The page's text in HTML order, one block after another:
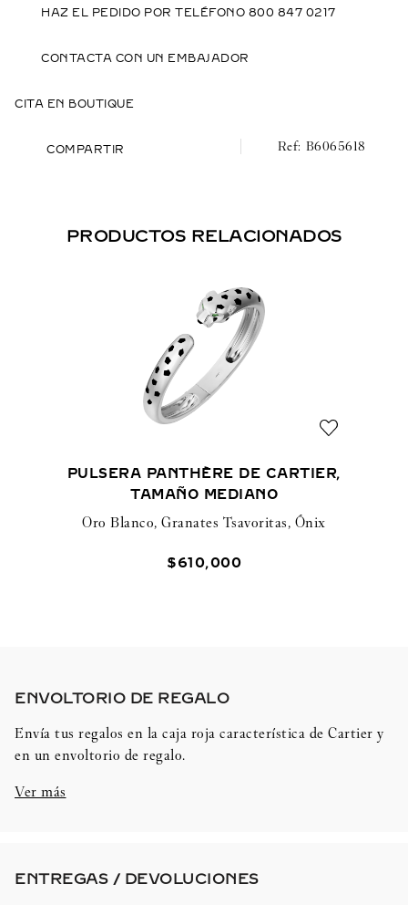
HAZ EL PEDIDO POR TELÉFONO 800 847 0217
CONTACTA CON UN EMBAJADOR
CITA EN BOUTIQUE
COMPARTIR B6065618
PRODUCTOS RELACIONADOS
PULSERA PANTHÈRE DE CARTIER,
TAMAÑO MEDIANO
Oro Blanco, Granates Tsavoritas, Ónix
$610,000
ENVOLTORIO DE REGALO​
Envía tus regalos en la caja roja característica de Cartier y
en un envoltorio de regalo.
Ver más
ENTREGAS / DEVOLUCIONES​